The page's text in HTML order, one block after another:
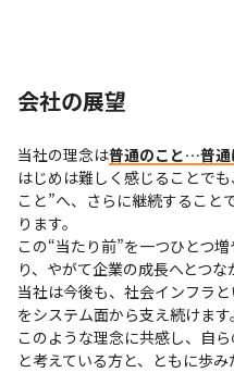
会社の展望
当社の理念は普通のこと…普通
はじめは難しく感じることで
こと”へ、さらに継続すること
ります。
この“当たり前”を一つひとつ
り、やがて企業の成長へとつな
当社は今後も、社会インフラ
をシステム面から支え続けます。
このような理念に共感し、自
と考えている方と、ともに歩み